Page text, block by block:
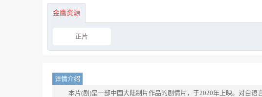
金鹰资源
正片
详情介绍
本片(剧)是一部中国大陆制片作品的剧情片，于2020年上映。对白语